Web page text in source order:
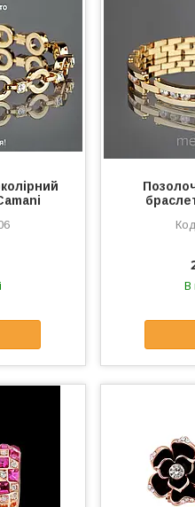
В